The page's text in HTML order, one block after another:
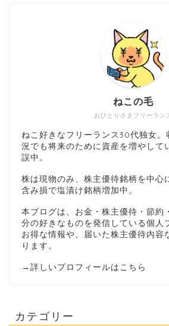
おひとりさまフリーラン
ねこの毛
ねこ好きなフリーランス30代独女。
況でも将来のために資産を増やして
誤中。
株は現物のみ、株主優待銘柄を中心
含み損で塩漬け銘柄増加中。
本ブログは、お金・株主優待・節約
分の好きなものを発信している個人
お得な情報や、届いた株主優待内容
ります。
→ 詳しいプロフィールはこちら
カテゴリー